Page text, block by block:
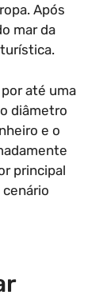
Após
mar da
até uma
diâmetro
e o
principal
cenário